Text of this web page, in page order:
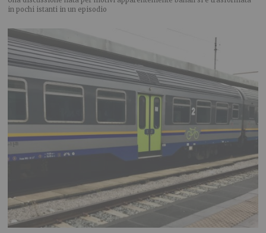
in pochi istanti in un episodio